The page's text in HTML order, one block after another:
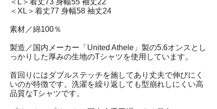
＜L＞着丈73 身幅55 袖丈22
＜XL＞着丈77 身幅58 袖丈24
素材／綿100％
製造／国内メーカー「United Athele」製の5.6オンスとし
っかりした厚みの生地のTシャツを使用しています。
首回りにはダブルステッチを施してあり丈夫で伸びにく
いのが特徴です。洗濯を繰り返しても型崩れしにくい高
品質なTシャツです。